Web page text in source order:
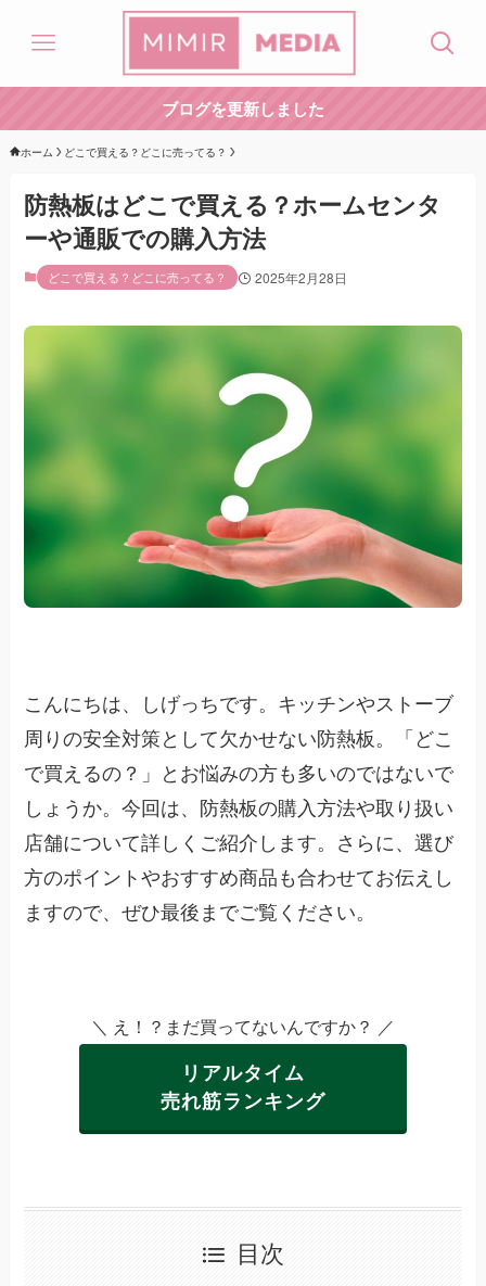
ブログを更新しました
ホーム どこで買える？どこに売ってる？
防熱板はどこで買える？ホームセンタ
ーや通販での購入方法
どこで買える？どこに売ってる？ 2025年2月28日
こんにちは、しげっちです。キッチンやストーブ
周りの安全対策として欠かせない防熱板。「どこ
で買えるの？」とお悩みの方も多いのではないで
しょうか。今回は、防熱板の購入方法や取り扱い
店舗について詳しくご紹介します。さらに、選び
方のポイントやおすすめ商品も合わせてお伝えし
ますので、ぜひ最後までご覧ください。
＼ え！？まだ買ってないんですか？ ／
リアルタイム
売れ筋ランキング
目次